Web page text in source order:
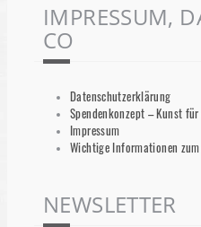
IMPRESSUM,
CO
Datenschutzerklärung
Spendenkonzept – Kunst
Impressum
Wichtige Informationen
NEWSLETTER